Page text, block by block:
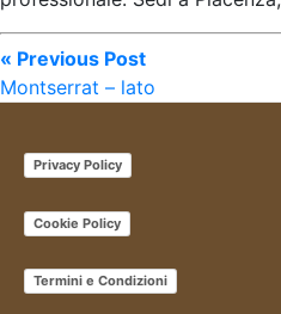
« Previous Post
Montserrat – lato
Privacy Policy
Cookie Policy
Termini e Condizioni